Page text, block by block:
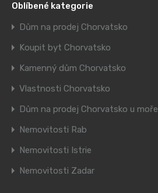
Oblíbené kategorie
Dům na prodej Chorvatsko
Koupit byt Chorvatsko
Kamenný dům Chorvatsko
Vlastnosti Chorvatsko
Dům na prodej Chorvatsko u moře
Nemovitosti Rab
Nemovitosti Istrie
Nemovitosti Zadar